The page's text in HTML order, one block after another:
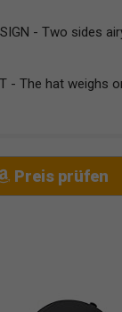
- Two sides
- The hat weighs
Preis prüfen